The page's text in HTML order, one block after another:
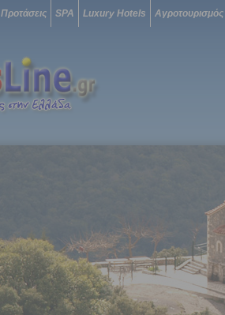
Προτάσεις SPA Luxury Hotels Αγροτουρισμός